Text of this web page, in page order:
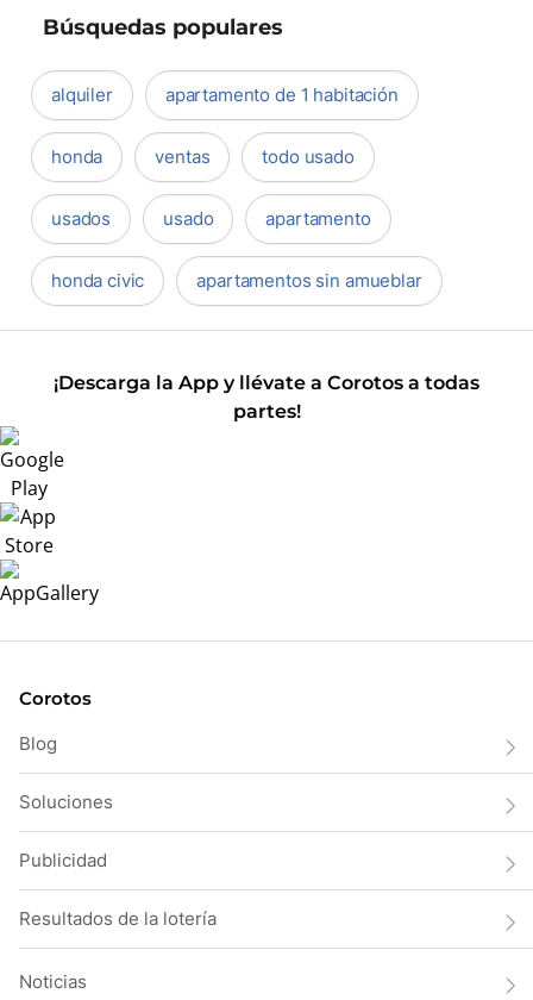
Búsquedas populares
alquiler apartamento de 1 habitación
honda ventas todo usado
usados usado apartamento
honda civic apartamentos sin amueblar
¡Descarga la App y llévate a Corotos a todas
partes!
Corotos
Blog
Soluciones
Publicidad
Resultados de la lotería
Noticias